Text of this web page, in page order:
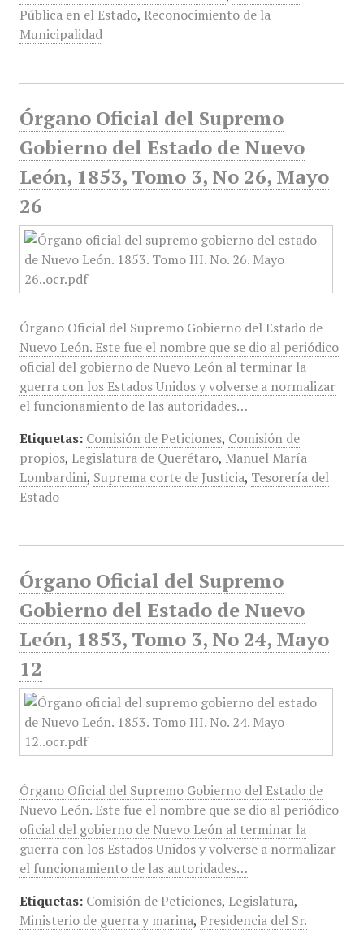
Pública en el Estado, Reconocimiento de la
Municipalidad
Órgano Oficial del Supremo
Gobierno del Estado de Nuevo
León, 1853, Tomo 3, No 26, Mayo
26
Órgano Oficial del Supremo Gobierno del Estado de
Nuevo León. Este fue el nombre que se dio al periódico
oficial del gobierno de Nuevo León al terminar la
guerra con los Estados Unidos y volverse a normalizar
el funcionamiento de las autoridades…
Etiquetas: Comisión de Peticiones, Comisión de
propios, Legislatura de Querétaro, Manuel María
Lombardini, Suprema corte de Justicia, Tesorería del
Estado
Órgano Oficial del Supremo
Gobierno del Estado de Nuevo
León, 1853, Tomo 3, No 24, Mayo
12
Órgano Oficial del Supremo Gobierno del Estado de
Nuevo León. Este fue el nombre que se dio al periódico
oficial del gobierno de Nuevo León al terminar la
guerra con los Estados Unidos y volverse a normalizar
el funcionamiento de las autoridades…
Etiquetas: Comisión de Peticiones, Legislatura,
Ministerio de guerra y marina, Presidencia del Sr.